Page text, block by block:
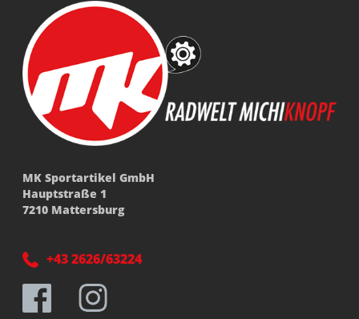
MK Sportartikel GmbH
Hauptstraße 1
7210 Mattersburg
+43 2626/63224